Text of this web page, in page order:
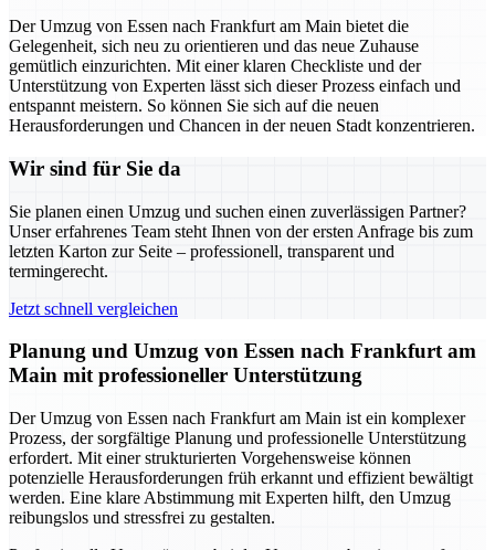
Der Umzug von Essen nach Frankfurt am Main bietet die
Gelegenheit, sich neu zu orientieren und das neue Zuhause
gemütlich einzurichten. Mit einer klaren Checkliste und der
Unterstützung von Experten lässt sich dieser Prozess einfach und
entspannt meistern. So können Sie sich auf die neuen
Herausforderungen und Chancen in der neuen Stadt konzentrieren.
Wir sind für Sie da
Sie planen einen Umzug und suchen einen zuverlässigen Partner?
Unser erfahrenes Team steht Ihnen von der ersten Anfrage bis zum
letzten Karton zur Seite – professionell, transparent und
termingerecht.
Jetzt schnell vergleichen
Planung und Umzug von Essen nach Frankfurt am
Main mit professioneller Unterstützung
Der Umzug von Essen nach Frankfurt am Main ist ein komplexer
Prozess, der sorgfältige Planung und professionelle Unterstützung
erfordert. Mit einer strukturierten Vorgehensweise können
potenzielle Herausforderungen früh erkannt und effizient bewältigt
werden. Eine klare Abstimmung mit Experten hilft, den Umzug
reibungslos und stressfrei zu gestalten.